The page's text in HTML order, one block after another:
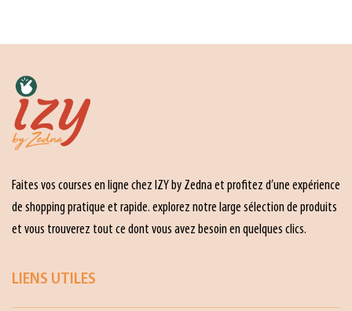
Faites vos courses en ligne chez IZY by Zedna et profitez d’une expérience
de shopping pratique et rapide. explorez notre large sélection de produits
et vous trouverez tout ce dont vous avez besoin en quelques clics.
LIENS UTILES